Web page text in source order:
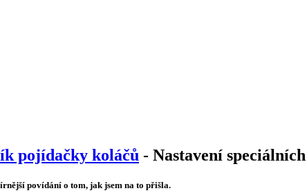
pojídačky koláčů - Nastavení
povídání o tom, jak jsem na to přišla.